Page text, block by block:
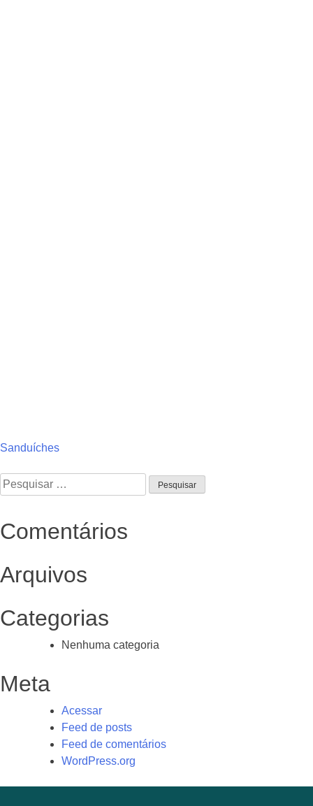
Navegação
de
Sanduíches
Pesquisar
por:
Comentários
Arquivos
Categorias
Nenhuma categoria
Meta
Acessar
Feed de posts
Feed de comentários
WordPress.org